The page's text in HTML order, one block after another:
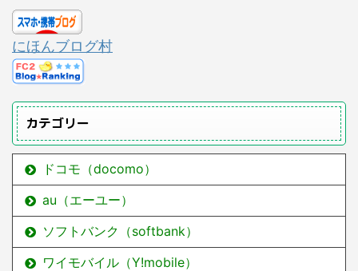
にほんブログ村
カテゴリー
ドコモ（docomo）
au（エーユー）
ソフトバンク（softbank）
ワイモバイル（Y!mobile）